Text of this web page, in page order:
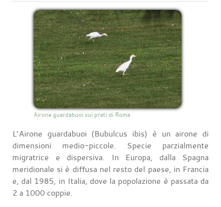
Airone guardabuoi sui prati di Roma
L’Airone guardabuoi (Bubulcus ibis) è un airone di
dimensioni medio-piccole. Specie parzialmente
migratrice e dispersiva. In Europa, dalla Spagna
meridionale si è diffusa nel resto del paese, in Francia
e, dal 1985, in Italia, dove la popolazione è passata da
2 a 1000 coppie.